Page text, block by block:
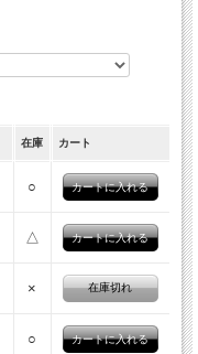
ーの声にお応えし、2026年に
在庫 カート
○
△
× 在庫切れ
○